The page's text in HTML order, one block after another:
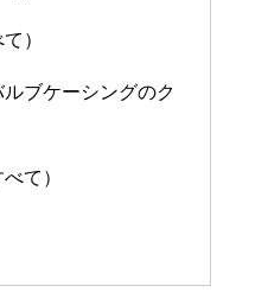
）
ブケーシングのク
て）